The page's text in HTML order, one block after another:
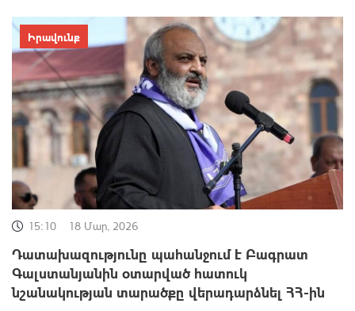
15:10 18 Մար, 2026
Դատախազությունը պահանջում է Բագրատ
Գալստանյանին օտարված հատուկ
նշանակության տարածքը վերադարձնել ՀՀ-ին
Իրավունք